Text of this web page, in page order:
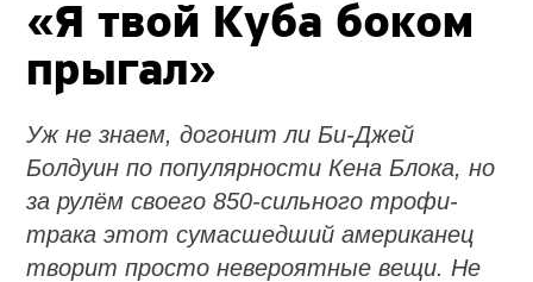
«Я твой Куба боком
прыгал»
Уж не знаем, догонит ли Би-Джей
Болдуин по популярности Кена Блока, но
за рулём своего 850-сильного трофи-
трака этот сумасшедший американец
творит просто невероятные вещи. Не